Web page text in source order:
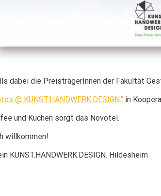
dabei die PreisträgerInnen der Fakultät
@ KUNST.HANDWERK.DESIGN.“ in
und Kuchen sorgt das Novotel.
willkommen!
KUNST.HANDWERK.DESIGN. Hildesheim